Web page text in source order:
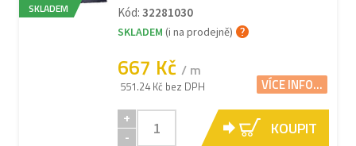
SKLADEM
Kód: 32281030
SKLADEM (i na prodejně)
667 Kč / m
551.24 Kč bez DPH VÍCE INFO...
+
-
KOUPIT